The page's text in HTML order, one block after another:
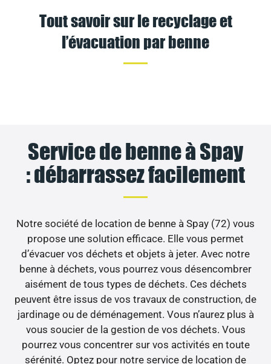
Tout savoir sur le recyclage et
l’évacuation par benne
Service de benne à Spay
: débarrassez facilement
Notre société de location de benne à Spay (72) vous
propose une solution efficace. Elle vous permet
d’évacuer vos déchets et objets à jeter. Avec notre
benne à déchets, vous pourrez vous désencombrer
aisément de tous types de déchets. Ces déchets
peuvent être issus de vos travaux de construction, de
jardinage ou de déménagement. Vous n’aurez plus à
vous soucier de la gestion de vos déchets. Vous
pourrez vous concentrer sur vos activités en toute
sérénité. Optez pour notre service de location de